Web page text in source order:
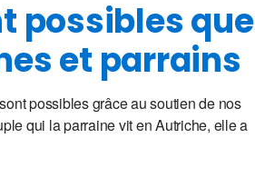
possibles que
et parrains
possibles grâce au soutien de nos
qui la parraine vit en Autriche, elle a